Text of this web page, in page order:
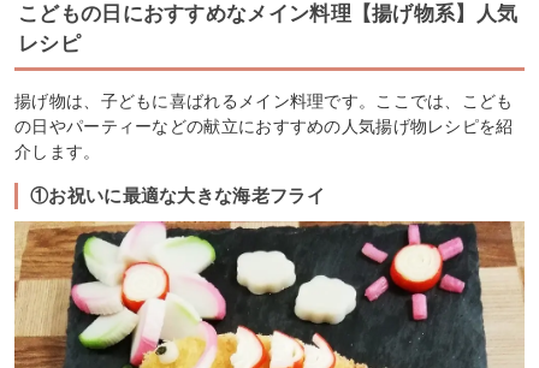
こどもの日におすすめなメイン料理【揚げ物系】人気
レシピ
揚げ物は、子どもに喜ばれるメイン料理です。ここでは、こども
の日やパーティーなどの献立におすすめの人気揚げ物レシピを紹
介します。
①お祝いに最適な大きな海老フライ